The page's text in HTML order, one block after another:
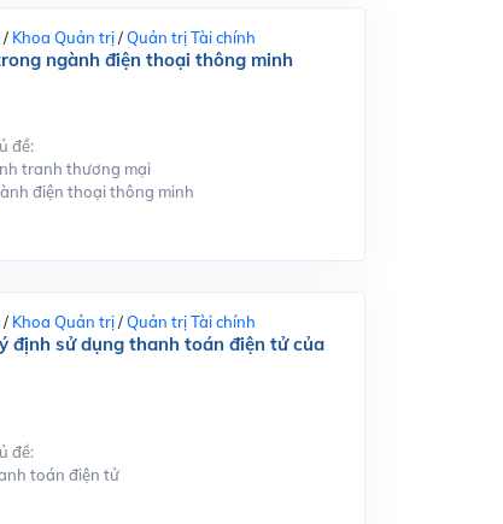
/ Khoa Quản trị/Quản trị Tài chính
ngành điện thoại thông minh
đề:
tranh thương mại
điện thoại thông minh
/ Khoa Quản trị/Quản trị Tài chính
định sử dụng thanh toán điện tử của
đề:
toán điện tử